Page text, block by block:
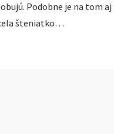
Podobne je na tom
šteniatko…